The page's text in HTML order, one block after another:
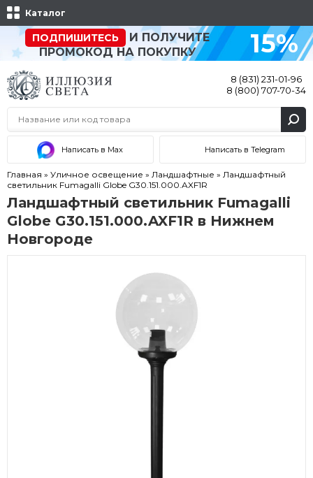
Каталог
ПОДПИШИТЕСЬ
И ПОЛУЧИТЕ
ПРОМОКОД НА ПОКУПКУ
15%
8 (831) 231-01-96
8 (800) 707-70-34
Написать в Max Написать в Telegram
Главная » Уличное освещение » Ландшафтные » Ландшафтный
светильник Fumagalli Globe G30.151.000.AXF1R
Ландшафтный светильник Fumagalli
Globe G30.151.000.AXF1R в Нижнем
Новгороде